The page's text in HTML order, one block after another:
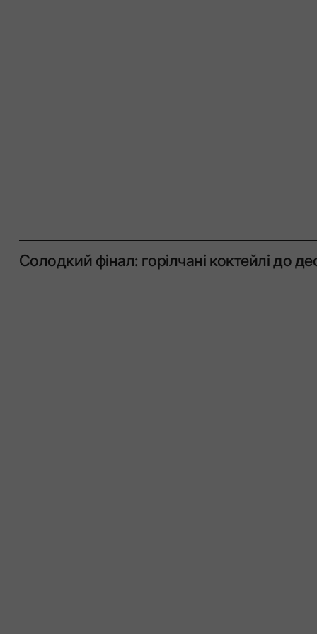
Солодкий фінал: горілчані коктейлі до